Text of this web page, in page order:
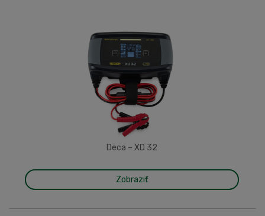
Deca – XD 32
Zobraziť